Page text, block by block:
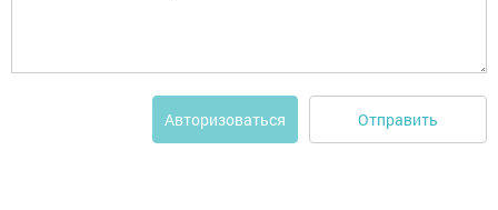
Авторизоваться Отправить